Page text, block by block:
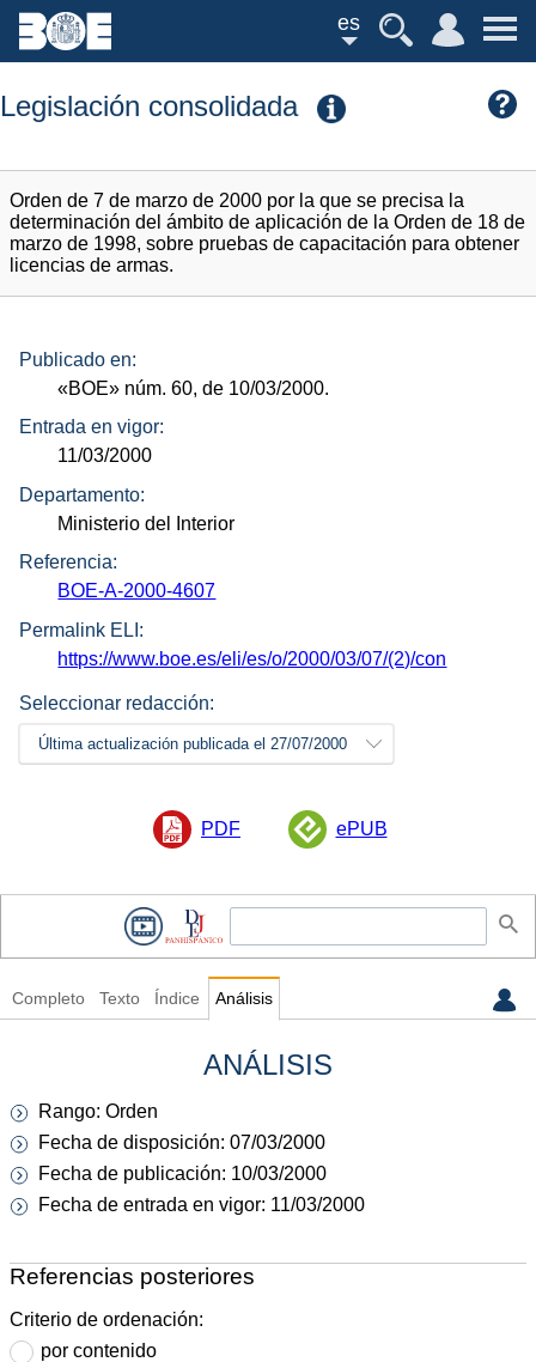
es
Legislación consolidada
Orden de 7 de marzo de 2000 por la que se precisa la
determinación del ámbito de aplicación de la Orden de 18 de
marzo de 1998, sobre pruebas de capacitación para obtener
licencias de armas.
Publicado en:
«BOE» núm. 60, de 10/03/2000.
Entrada en vigor:
11/03/2000
Departamento:
Ministerio del Interior
Referencia:
BOE-A-2000-4607
Permalink ELI:
https://www.boe.es/eli/es/o/2000/03/07/(2)/con
Seleccionar redacción:
Última actualización publicada el 27/07/2000
PDF ePUB
Completo Texto Índice Análisis
ANÁLISIS
Rango: Orden
Fecha de disposición: 07/03/2000
Fecha de publicación: 10/03/2000
Fecha de entrada en vigor: 11/03/2000
Referencias posteriores
Criterio de ordenación:
por contenido